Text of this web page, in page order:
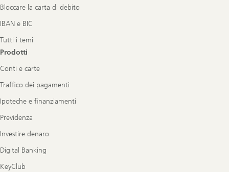
Bloccare la carta di debito
IBAN e BIC
Tutti i temi
Prodotti
Conti e carte
Traffico dei pagamenti
Ipoteche e finanziamenti
Previdenza
Investire denaro
Digital Banking
KeyClub